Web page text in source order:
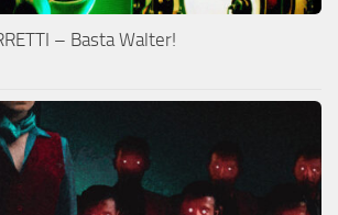
– Basta Walter!